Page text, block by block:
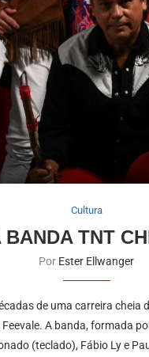
Cultura
TNT
Por Ester Ellwanger
de uma carreira
A banda, formada
(teclado), Fábio Ly e